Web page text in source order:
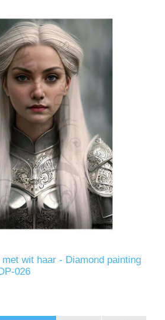
wit haar - Diamond painting
026